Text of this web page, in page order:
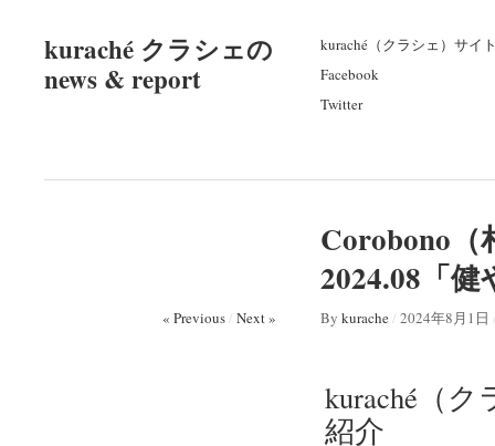
kuraché クラシェの
news & report
kuraché（クラシェ）サイ
Facebook
Twitter
Corobono（
2024.08「
« Previous/ Next » By kurache/ 2024年8月1日
kuraché（
紹介